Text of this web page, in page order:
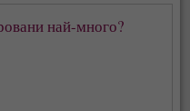
най-много?